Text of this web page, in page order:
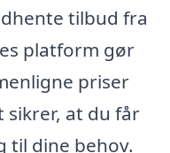
tilbud fra
platform gør
priser
sikrer, at du får
til dine behov.